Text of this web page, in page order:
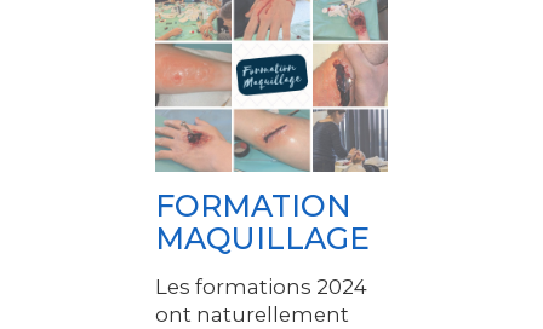
FORMATION
MAQUILLAGE
Les formations 2024
ont naturellement